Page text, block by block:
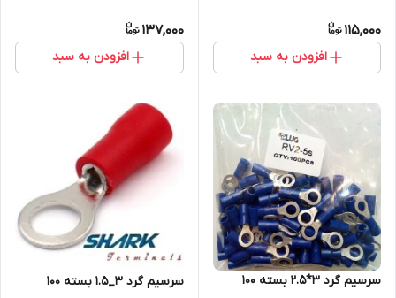
115,000
افزودن به سبد
137,000
افزودن به سبد
سرسیم گرد 3*2.5 بسته 100
سرسیم گرد 3_1.5 بسته 100